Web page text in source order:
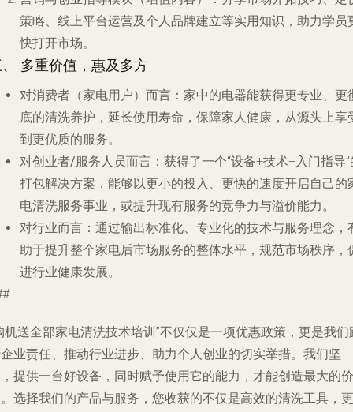
策略、线上平台运营及个人品牌建立等实用知识，助力学员
快打开市场。
多重价值，惠及多方
对消费者（家电用户）而言 ：家中的电器能获得更专业、更
底的清洗养护，延长使用寿命，保障家人健康，从源头上享
到更优质的服务。
对创业者/服务人员而言 ：获得了一个“设备+技术+入门指导
打包解决方案，能够以更小的投入、更快的速度开启自己的
电清洗服务事业，或提升现有服务的竞争力与溢价能力。
对行业而言 ：通过输出标准化、专业化的技术与服务理念，
助于提升整个家电后市场服务的整体水平，规范市场秩序，
进行业健康发展。
机送全部家电清洗技术培训”不仅仅是一项优惠政策，更是我们
业责任、推动行业进步、助力个人创业的切实举措。我们坚
提供一台好设备，同时赋予使用它的能力，才能创造最大的价
选择我们的产品与服务，您收获的不仅是高效的清洗工具，更